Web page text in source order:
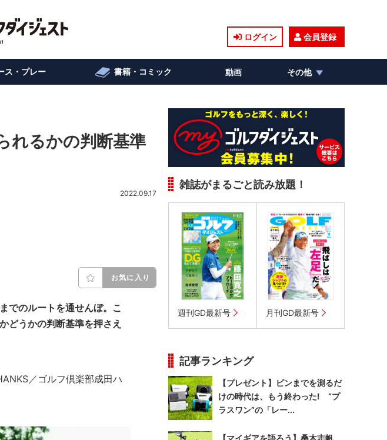
ログイン 会員登録
ス・プレー 書籍・コミック 動画 その他
れるかの判断基準
2022.09.17
お気に入り
でのルートを通せんぼ。こ
どうかの判断基準を押さえ
／ゴルフ倶楽部成田ハ
雑誌がまるごと読み放題！
週刊GD最新号 月刊GD最新号
記事ランキング
【プレゼント】ピンまでを測るだ
けの時代は、もう終わった! “プ
ラスワン”の「レー...
【マイギアを語ろう】桑木志帆